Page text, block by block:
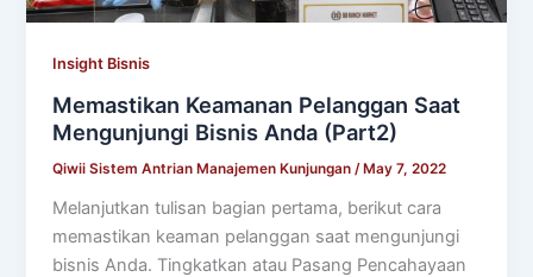
Insight Bisnis
Memastikan Keamanan Pelanggan Saat
Mengunjungi Bisnis Anda (Part2)
Qiwii Sistem Antrian Manajemen Kunjungan/ May 7, 2022
Melanjutkan tulisan bagian pertama, berikut cara
memastikan keaman pelanggan saat mengunjungi
bisnis Anda. Tingkatkan atau Pasang Pencahayaan